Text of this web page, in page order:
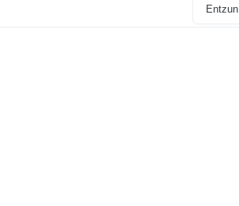
Entzun